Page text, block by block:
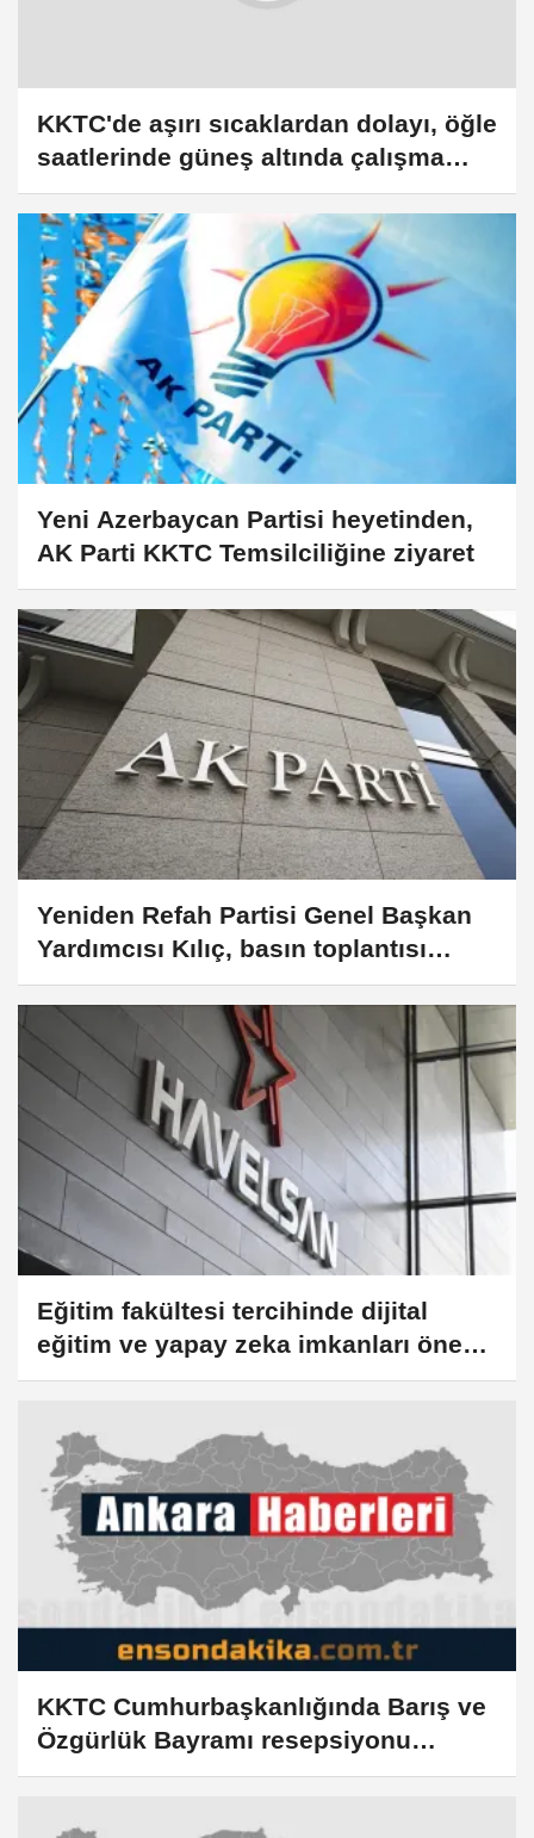
KKTC'de aşırı sıcaklardan dolayı, öğle
saatlerinde güneş altında çalışma
yasaklandı
Yeni Azerbaycan Partisi heyetinden,
AK Parti KKTC Temsilciliğine ziyaret
Yeniden Refah Partisi Genel Başkan
Yardımcısı Kılıç, basın toplantısı
düzenledi:
Eğitim fakültesi tercihinde dijital
eğitim ve yapay zeka imkanları öne
çıkıyor
KKTC Cumhurbaşkanlığında Barış ve
Özgürlük Bayramı resepsiyonu
düzenlendi